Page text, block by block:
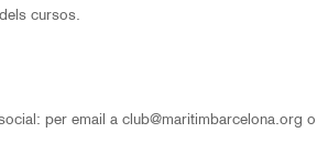
cursos.
per email a club@maritimbarcelona.org